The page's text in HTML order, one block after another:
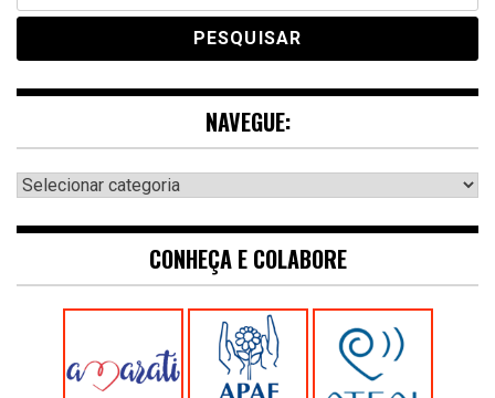
NAVEGUE:
Navegue:
CONHEÇA E COLABORE